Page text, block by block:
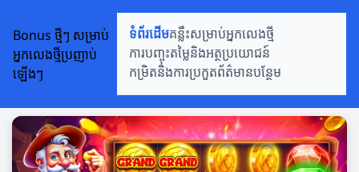
Bonus ថ្មីៗ សម្រាប់
អ្នកលេងថ្មីប្រញាប់
ឡើងៗ
ទំព័រដើមគន្លឹះសម្រាប់អ្នកលេងថ្មី
ការបញ្ចុះតម្លៃនិងអត្ថប្រយោជន៍
កម្រិតនិងការប្រកួតព័ត៌មានបន្ថែម